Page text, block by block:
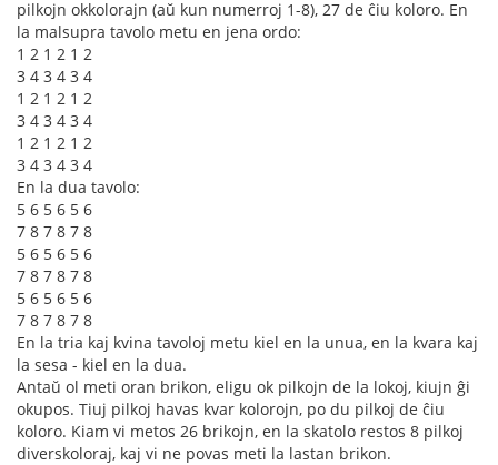
pilkojn okkolorajn (aŭ kun numerroj 1-8), 27 de ĉiu koloro. En
la malsupra tavolo metu en jena ordo:
1 2 1 2 1 2
3 4 3 4 3 4
1 2 1 2 1 2
3 4 3 4 3 4
1 2 1 2 1 2
3 4 3 4 3 4
En la dua tavolo:
5 6 5 6 5 6
7 8 7 8 7 8
5 6 5 6 5 6
7 8 7 8 7 8
5 6 5 6 5 6
7 8 7 8 7 8
En la tria kaj kvina tavoloj metu kiel en la unua, en la kvara kaj
la sesa - kiel en la dua.
Antaŭ ol meti oran brikon, eligu ok pilkojn de la lokoj, kiujn ĝi
okupos. Tiuj pilkoj havas kvar kolorojn, po du pilkoj de ĉiu
koloro. Kiam vi metos 26 brikojn, en la skatolo restos 8 pilkoj
diverskoloraj, kaj vi ne povas meti la lastan brikon.